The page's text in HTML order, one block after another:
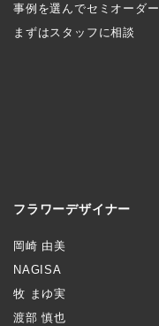
事例を選んでセミオーダー
まずはスタッフに相談
フラワーデザイナー
岡崎 由美
NAGISA
牧 まゆ実
渡部 慎也